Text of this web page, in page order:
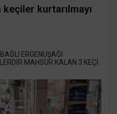
kurtarılmayı
ERGENUŞAĞI
MAHSUR KALAN 3 KEÇİ